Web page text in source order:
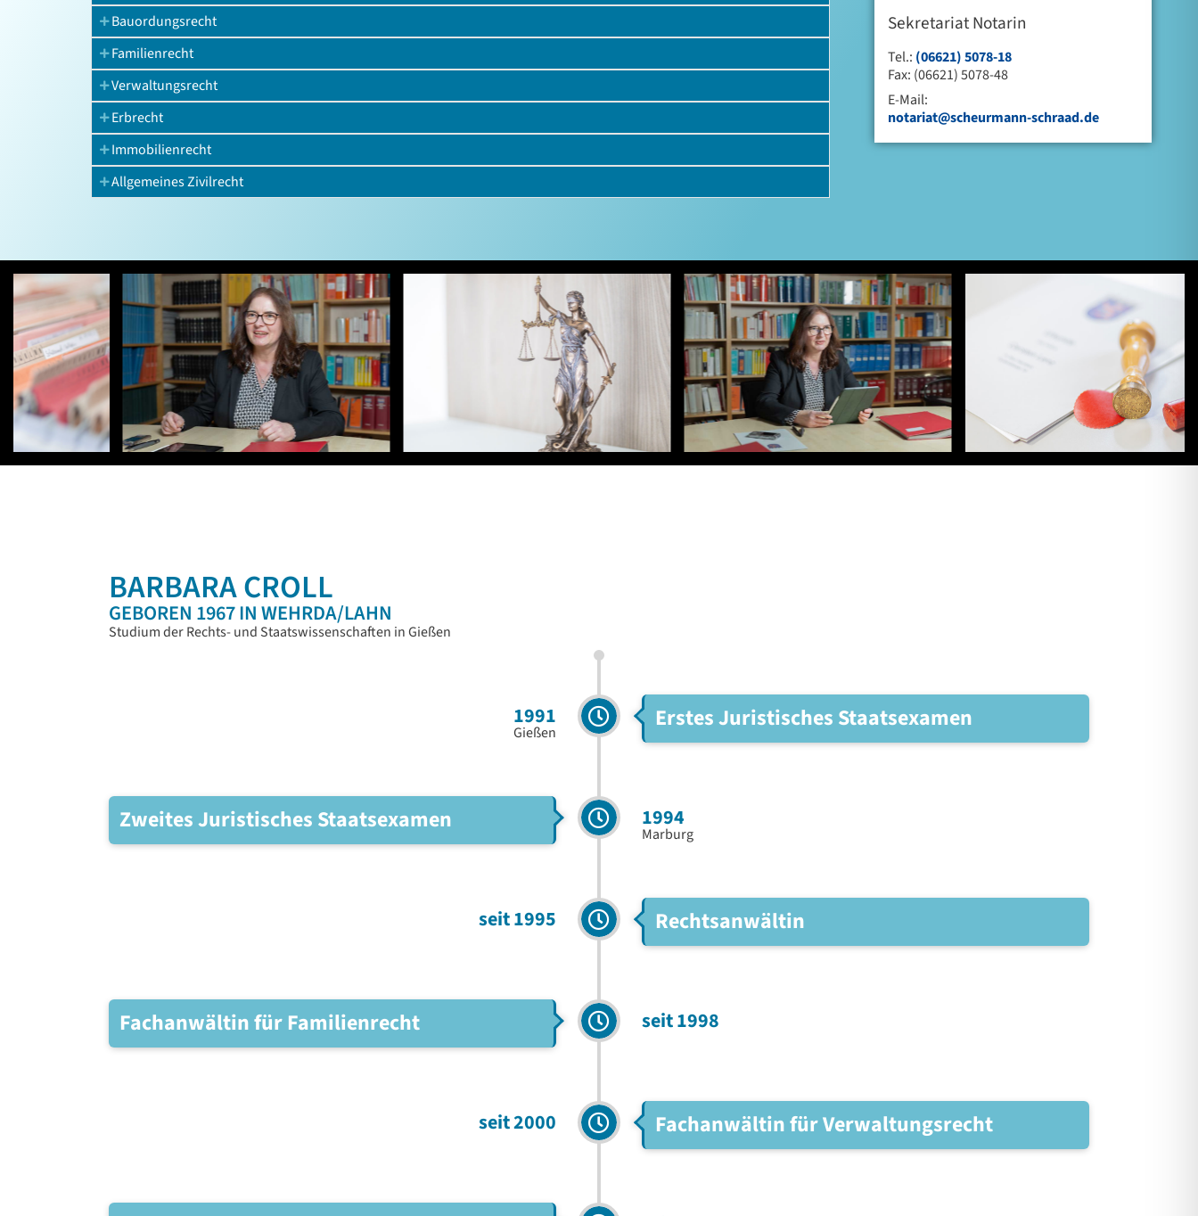
Bauordungsrecht
Familienrecht
Verwaltungsrecht
Erbrecht
Immobilienrecht
Allgemeines Zivilrecht
Sekretariat Notarin
Tel.: (06621) 5078-18
Fax: (06621) 5078-48
E-Mail:
notariat@scheurmann-schraad.de
BARBARA CROLL
GEBOREN 1967 IN WEHRDA/LAHN
Studium der Rechts- und Staatswissenschaften in Gießen
1991
Gießen Erstes Juristisches Staatsexamen
1994
Marburg
Zweites Juristisches Staatsexamen
seit 1995 Rechtsanwältin
seit 1998
Fachanwältin für Familienrecht
seit 2000 Fachanwältin für Verwaltungsrecht